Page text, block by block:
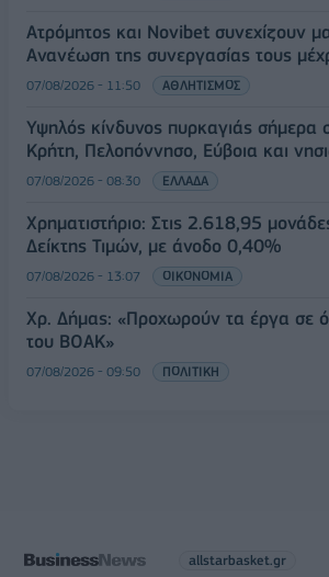
Ατρόμητος και Novibet συνεχίζουν
Ανανέωση της συνεργασίας τους
07/08/2026 - 11:50 ΑΘΛΗΤΙΣΜΟΣ
Υψηλός κίνδυνος πυρκαγιάς σήμερα
Κρήτη, Πελοπόννησο, Εύβοια και
07/08/2026 - 08:30 ΕΛΛΑΔΑ
Χρηματιστήριο: Στις 2.618,95
Δείκτης Τιμών, με άνοδο 0,40%
07/08/2026 - 13:07 ΟΙΚΟΝΟΜΙΑ
Χρ. Δήμας: «Προχωρούν τα έργα σε
του ΒΟΑΚ»
07/08/2026 - 09:50 ΠΟΛΙΤΙΚΗ
allstarbasket.gr